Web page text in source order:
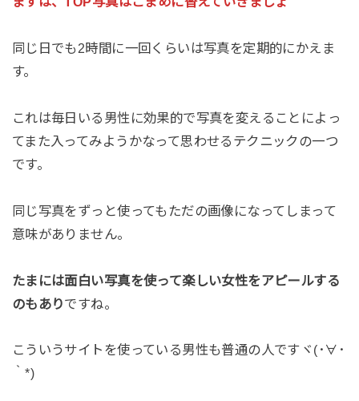
同じ日でも2時間に一回くらいは写真を定期的にかえま
す。
これは毎日いる男性に効果的で写真を変えることによっ
てまた入ってみようかなって思わせるテクニックの一つ
です。
同じ写真をずっと使ってもただの画像になってしまって
意味がありません。
たまには面白い写真を使って楽しい女性をアピールする
のもありですね。
こういうサイトを使っている男性も普通の人ですヾ(･∀･
｀*)